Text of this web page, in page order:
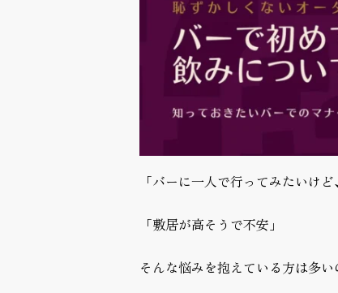
「バーに一人で行ってみたいけ
「敷居が高そうで不安」
そんな悩みを抱えている方は多い